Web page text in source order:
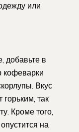
или
добавьте в
кофеварки
Вкус
горьким, так
Кроме того,
на